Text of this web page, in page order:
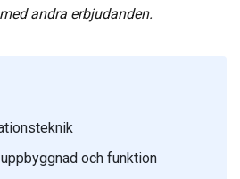
andra erbjudanden.
och funktion